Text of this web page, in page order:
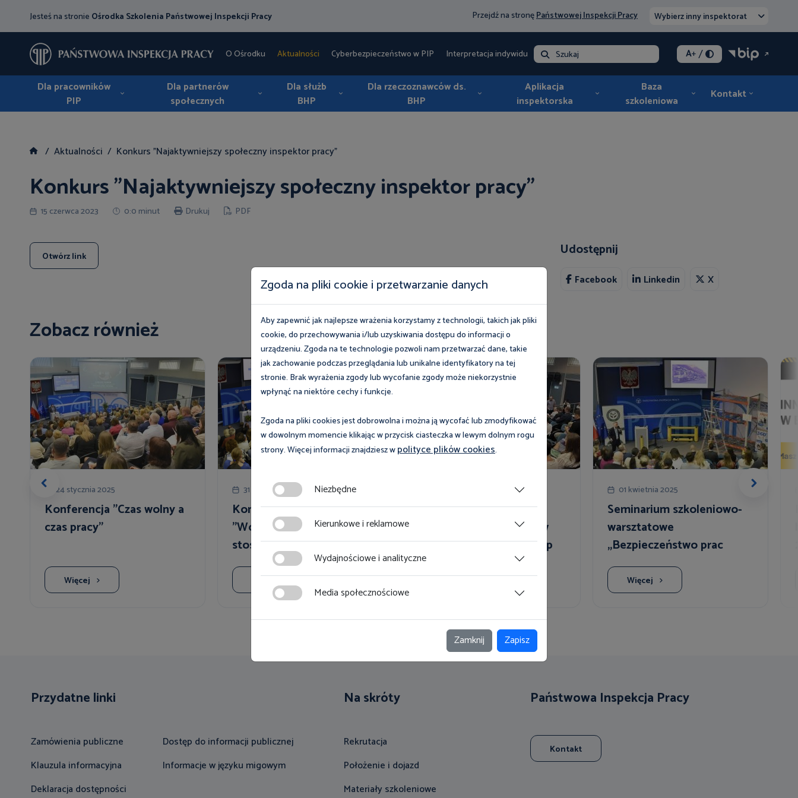
Jesteś na stronie Ośrodka Szkolenia Państwowej Inspekcji Pracy Przejdź na stronęPaństwowej Inspekcji Pracy Wybierz inny inspektorat
O Ośrodku Aktualności Cyberbezpieczeństwo w PIP Interpretacja indywidualna - opłata
Szukaj A+/
Dla pracowników
PIP
Dla partnerów
społecznych
Dla służb
BHP
Dla rzeczoznawców ds.
BHP
Aplikacja
inspektorska
Baza
szkoleniowa
Kontakt
Aktualności Konkurs "Najaktywniejszy społeczny inspektor pracy"
Konkurs "Najaktywniejszy społeczny inspektor pracy"
15 czerwca 2023 0:0 minut Drukuj PDF
Otwórz link Udostępnij
Facebook Linkedin X
Zobacz również
24 stycznia 2025
Konferencja "Czas wolny a
czas pracy"
Więcej
31 października 2024
Konferencja naukowa
"Wokół domniemania
stosunku pracy"
Między przepisem a
praktyką – odstępstwa w
prawie budowlanym i bhp
01 kwietnia 2025
Seminarium szkoleniowo-
warsztatowe
„Bezpieczeństwo prac
magazynowych”
Więcej
Przydatne linki
Zamówienia publiczne
Klauzula informacyjna
Deklaracja dostępności
Dostęp do informacji publicznej
Informacje w języku migowym
Na skróty
Rekrutacja
Położenie i dojazd
Materiały szkoleniowe
Państwowa Inspekcja Pracy
Kontakt
Zgoda na pliki cookie i przetwarzanie danych
Aby zapewnić jak najlepsze wrażenia korzystamy z technologii, takich jak pliki
cookie, do przechowywania i/lub uzyskiwania dostępu do informacji o
urządzeniu. Zgoda na te technologie pozwoli nam przetwarzać dane, takie
jak zachowanie podczas przeglądania lub unikalne identyfikatory na tej
stronie. Brak wyrażenia zgody lub wycofanie zgody może niekorzystnie
wpłynąć na niektóre cechy i funkcje.
Zgoda na pliki cookies jest dobrowolna i można ją wycofać lub zmodyfikować
w dowolnym momencie klikając w przycisk ciasteczka w lewym dolnym rogu
strony. Więcej informacji znajdziesz wpolityce plików cookies.
Niezbędne
Kierunkowe i reklamowe
Wydajnościowe i analityczne
Media społecznościowe
Zamknij Zapisz